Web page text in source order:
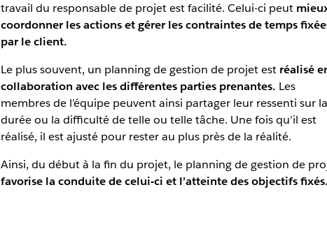
travail du responsable de projet est facilité. Celui-ci peut
coordonner les actions et gérer les contraintes de temps
par le client.
Le plus souvent, un planning de gestion de projet est réalisé
collaboration avec les différentes parties prenantes. Les
membres de l’équipe peuvent ainsi partager leur ressenti sur la
durée ou la difficulté de telle ou telle tâche. Une fois qu’il est
réalisé, il est ajusté pour rester au plus près de la réalité.
Ainsi, du début à la fin du projet, le planning de gestion de
favorise la conduite de celui-ci et l’atteinte des objectifs